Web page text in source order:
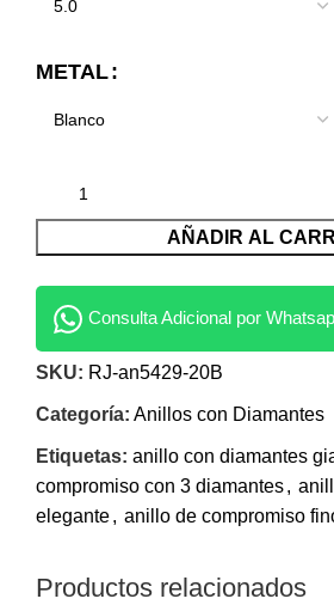
METAL
AÑADIR AL
Consulta Adicional por
SKU: RJ-an5429-20B
Categoría: Anillos con Diamantes
Etiquetas: anillo con diamantes
compromiso con 3 diamantes,
elegante, anillo de compromiso
Productos relacionados